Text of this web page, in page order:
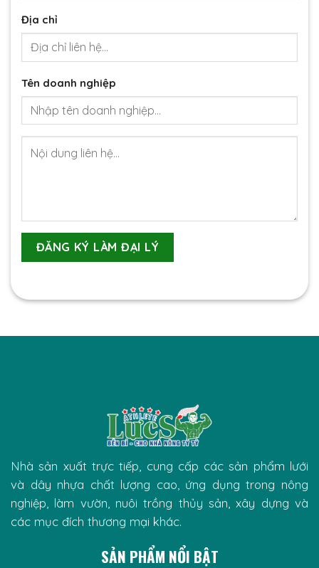
Địa chỉ
Tên doanh nghiệp
Nhà sản xuất trực tiếp, cung cấp các sản phẩm lưới
và dây nhựa chất lượng cao, ứng dụng trong nông
nghiệp, làm vườn, nuôi trồng thủy sản, xây dựng và
các mục đích thương mại khác.
SẢN PHẨM NỔI BẬT